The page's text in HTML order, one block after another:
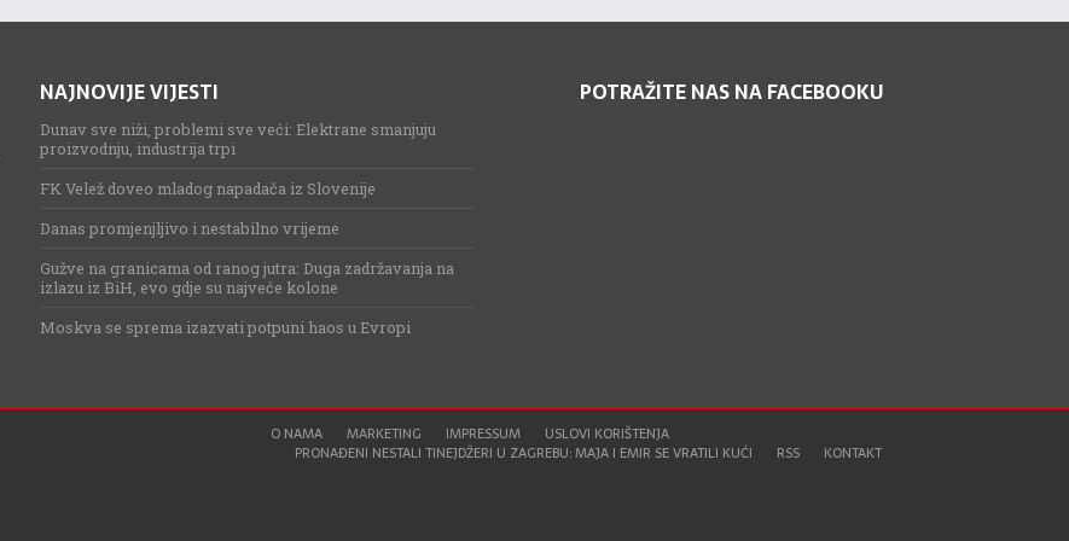
NAJNOVIJE VIJESTI
Dunav sve niži, problemi sve veći: Elektrane smanjuju
proizvodnju, industrija trpi
FK Velež doveo mladog napadača iz Slovenije
Danas promjenjljivo i nestabilno vrijeme
Gužve na granicama od ranog jutra: Duga zadržavanja na
izlazu iz BiH, evo gdje su najveće kolone
Moskva se sprema izazvati potpuni haos u Evropi
POTRAŽITE NAS NA FACEBOOKU
O NAMA MARKETING IMPRESSUM
USLOVI KORIŠTENJA
PRONAĐENI NESTALI TINEJDŽERI U ZAGREBU: MAJA I EMIR SE VRATILI KUĆI
RSS KONTAKT